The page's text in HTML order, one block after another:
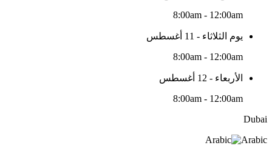
8:00am - 12:00am
يوم الثلاثاء - 11 أغسطس
8:00am - 12:00am
الأربعاء - 12 أغسطس
8:00am - 12:00am
Dubai
Arabic